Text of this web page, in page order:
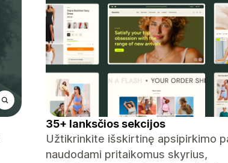
35+ lanksčios sekcijos
Užtikrinkite išskirtinę apsipirkimo
naudodami pritaikomus skyrius,